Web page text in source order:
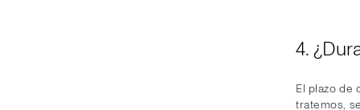
4.
El plazo de
tratemos,